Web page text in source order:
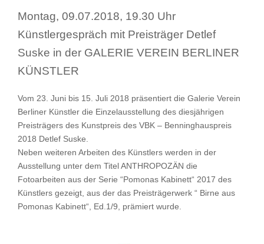
Montag, 09.07.2018, 19.30 Uhr
Künstlergespräch mit Preisträger Detlef
Suske in der GALERIE VEREIN BERLINER
KÜNSTLER
Vom 23. Juni bis 15. Juli 2018 präsentiert die Galerie Verein
Berliner Künstler die Einzelausstellung des diesjährigen
Preisträgers des Kunstpreis des VBK – Benninghauspreis
2018 Detlef Suske.
Neben weiteren Arbeiten des Künstlers werden in der
Ausstellung unter dem Titel ANTHROPOZÄN die
Fotoarbeiten aus der Serie “Pomonas Kabinett“ 2017 des
Künstlers gezeigt, aus der das Preisträgerwerk “ Birne aus
Pomonas Kabinett“, Ed.1/9, prämiert wurde.